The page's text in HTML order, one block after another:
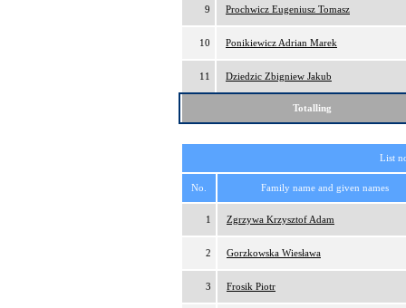
9 Prochwicz Eugeniusz Tomasz
10 Ponikiewicz Adrian Marek
11 Dziedzic Zbigniew Jakub
Totalling
List
No. Family name and given names
1 Zgrzywa Krzysztof Adam
2 Gorzkowska Wiesława
3 Frosik Piotr